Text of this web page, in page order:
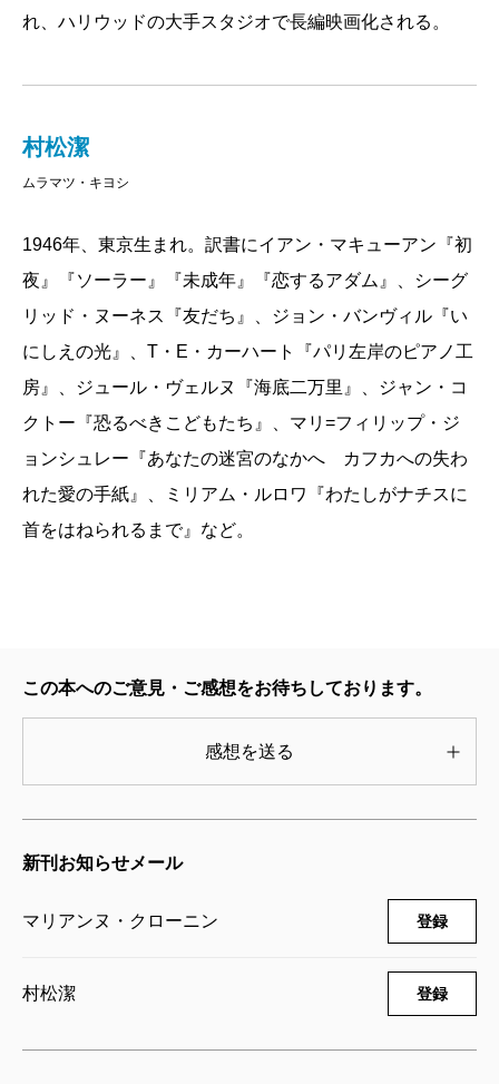
ローズルームで十七歳のレニーと八十三歳のマーゴ
は、互いの一年一年を絵で表すことで、百年を視覚化
キスのロマンのかけらもない体験の貧しさ。レニーの
喜びの少ない短い生を補填するものとして、マーゴの
彩り豊かな八十三年が提示されるのだろうか。そんな
に単純なものか、とレニーの側に立って思うけれど、
丁寧に開陳された人生のそのときどきは、なんとも味
わい深い。
そしてマーゴはレニーの臨終の枕元で、レニーが送
り得た一生をダイジェストのようにして語る。いわば
即興でレニーの（架空の）一生の物語を誦じたのだ。
にも似た魂送りの儀式、人生の物語化。そう思って読
めば、この小説全体が物語であったことに気づかされ
本当に「ターミナル」にある人が読めば、レニーの
るだろう。レニーの病名については明らかにはされて
いないが、終末期にある人の体はギリギリのエネルギ
ーで保たれているので、（過剰な熱量を必要とする）
怒りより（静かな）悲しみに、反撥より受容の精神
に、より親和性が高いから。また高齢の人が読めば、
思いやりがあり、ちょっと風変わりな感性。ふたりの
忘れがたいヒロインと同様に、著者のマリアンヌ・ク
れ、ハリウッドの大手スタジオで長編映画化される。
村松潔
ムラマツ・キヨシ
1946年、東京生まれ。訳書にイアン・マキューアン『初
夜』『ソーラー』『未成年』『恋するアダム』、シーグ
リッド・ヌーネス『友だち』、ジョン・バンヴィル『い
にしえの光』、T・E・カーハート『パリ左岸のピアノ工
房』、ジュール・ヴェルヌ『海底二万里』、ジャン・コ
クトー『恐るべきこどもたち』、マリ=フィリップ・ジ
ョンシュレー『あなたの迷宮のなかへ カフカへの失わ
れた愛の手紙』、ミリアム・ルロワ『わたしがナチスに
首をはねられるまで』など。
この本へのご意見・ご感想をお待ちしております。
感想を送る
新刊お知らせメール
マリアンヌ・クローニン 登録
村松潔 登録